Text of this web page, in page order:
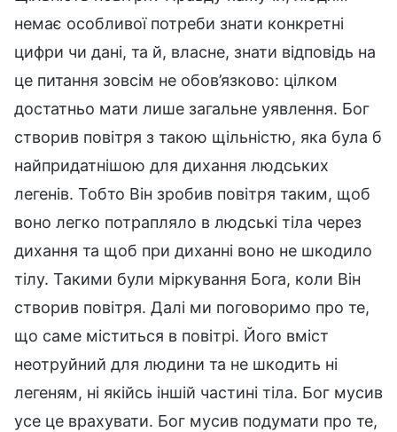
немає особливої потреби знати конкретні
цифри чи дані, та й, власне, знати відповідь на
це питання зовсім не обов’язково: цілком
достатньо мати лише загальне уявлення. Бог
створив повітря з такою щільністю, яка була б
найпридатнішою для дихання людських
легенів. Тобто Він зробив повітря таким, щоб
воно легко потрапляло в людські тіла через
дихання та щоб при диханні воно не шкодило
тілу. Такими були міркування Бога, коли Він
створив повітря. Далі ми поговоримо про те,
що саме міститься в повітрі. Його вміст
неотруйний для людини та не шкодить ні
легеням, ні якійсь іншій частині тіла. Бог мусив
усе це врахувати. Бог мусив подумати про те,